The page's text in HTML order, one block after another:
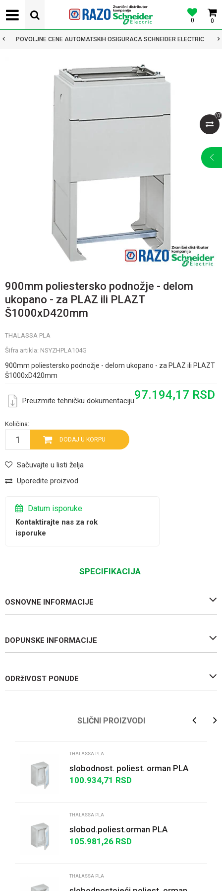
0
0
POVOLJNE CENE AUTOMATSKIH OSIGURACA SCHNEIDER ELECTRIC
(0)
900mm poliestersko podnožje - delom
ukopano - za PLAZ ili PLAZT
Š1000xD420mm
THALASSA PLA
Šifra artikla: NSYZHPLA104G
900mm poliestersko podnožje - delom ukopano - za PLAZ ili PLAZT
Š1000xD420mm
Preuzmite tehničku dokumentaciju97.194,17 RSD
Količina:
DODAJ U KORPU
Sačuvajte u listi želja
Uporedite proizvod
Datum isporuke
Kontaktirajte nas za rok
isporuke
SPECIFIKACIJA
OSNOVNE INFORMACIJE
DOPUNSKE INFORMACIJE
ODRžIVOST PONUDE
SLIČNI PROIZVODI
THALASSA PLA
slobodnost. poliest. orman PLA
kompl.zaptiven VŠD750x500x320
100.934,71 RSD
THALASSA PLA
slobod.poliest.orman PLA
kompletno zaptiven VŠD
105.981,26 RSD
THALASSA PLA